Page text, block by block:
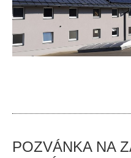
POZVÁNKA NA